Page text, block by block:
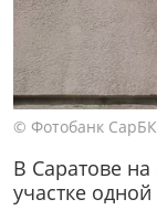
© Фотобанк СарБК
В Саратове
участке